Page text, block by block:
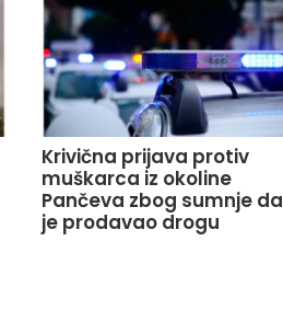
Krivična prijava protiv
muškarca iz okoline
Pančeva zbog sumnje da
je prodavao drogu